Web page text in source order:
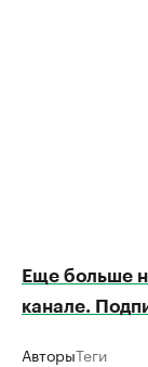
Еще больше
канале.
АвторыТеги